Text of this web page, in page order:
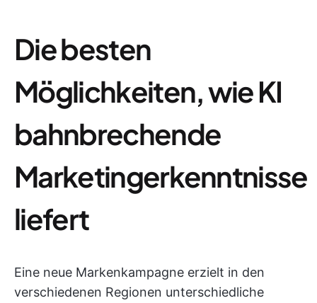
Die besten
Möglichkeiten, wie KI
bahnbrechende
Marketingerkenntnisse
liefert
Eine neue Markenkampagne erzielt in den
verschiedenen Regionen unterschiedliche